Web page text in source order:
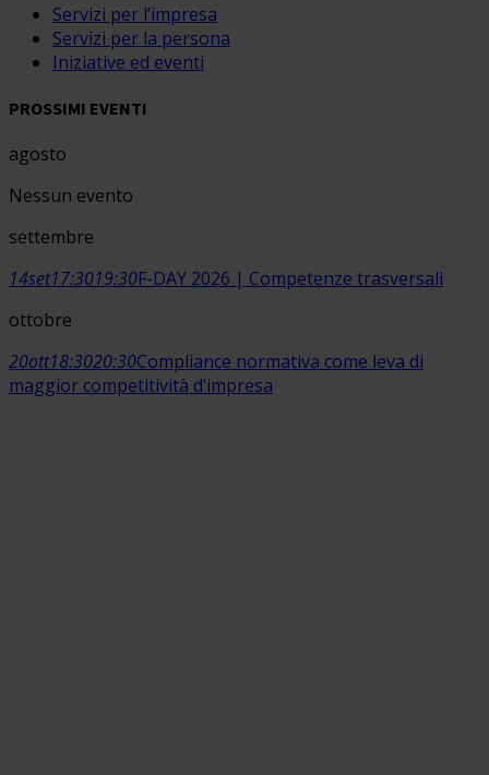
Servizi per l’impresa
Servizi per la persona
Iniziative ed eventi
PROSSIMI EVENTI
agosto
Nessun evento
settembre
14set17:3019:30F-DAY 2026 | Competenze trasversali
ottobre
20ott18:3020:30Compliance normativa come leva di
maggior competitività d’impresa